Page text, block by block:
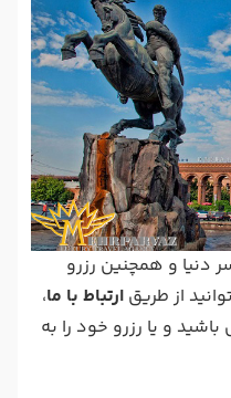
دنیا و همچنین رزرو
از طریق ارتباط با ما،
و یا رزرو خود را به